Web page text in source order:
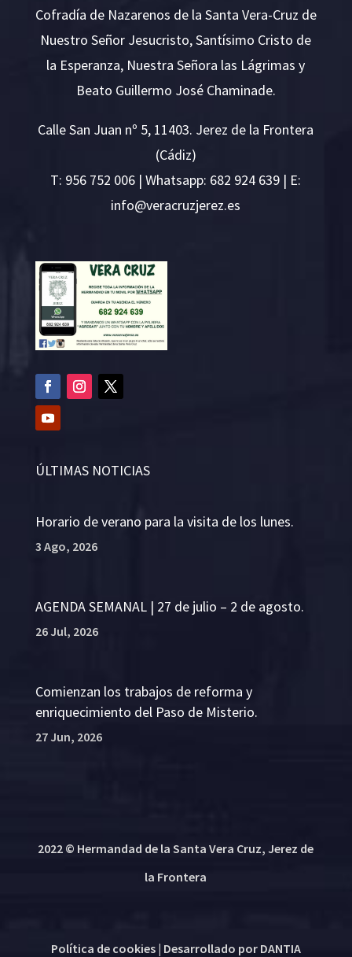
Cofradía de Nazarenos de la Santa Vera-Cruz de
Nuestro Señor Jesucristo, Santísimo Cristo de
la Esperanza, Nuestra Señora las Lágrimas y
Beato Guillermo José Chaminade.
Calle San Juan nº 5, 11403. Jerez de la Frontera
(Cádiz)
T: 956 752 006 | Whatsapp: 682 924 639 | E:
se.ze
rejzu
rcare
v@ofn
i
ÚLTIMAS NOTICIAS
Horario de verano para la visita de los lunes.
3 Ago, 2026
AGENDA SEMANAL | 27 de julio – 2 de agosto.
26 Jul, 2026
Comienzan los trabajos de reforma y
enriquecimiento del Paso de Misterio.
27 Jun, 2026
2022 © Hermandad de la Santa Vera Cruz, Jerez de
la Frontera
Política de cookies| Desarrollado por DANTIA